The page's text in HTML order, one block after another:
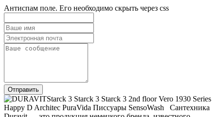
Антиспам поле. Его необходимо скрыть через css
Starck 3 Starck 3 Starck 3 2nd floor Vero 1930 Series
Happy D Architec PuraVida Писсуары SensoWash Сантехника